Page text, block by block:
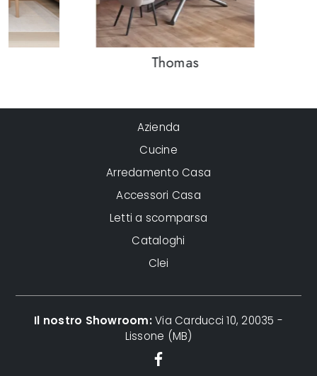
Thomas
Azienda
Cucine
Arredamento Casa
Accessori Casa
Letti a scomparsa
Cataloghi
Clei
Il nostro Showroom:Via Carducci 10, 20035 -
Lissone (MB)